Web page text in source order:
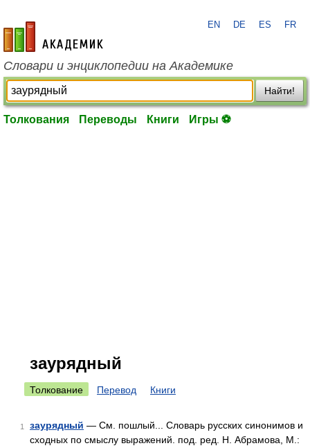
academic.ru
EN DE ES FR
Словари и энциклопедии на Академике
Найти!
Толкования Переводы Книги Игры ⚽
заурядный
Толкование Перевод Книги
1 заурядный — См. пошлый... Словарь русских синонимов и
сходных по смыслу выражений. под. ред. Н. Абрамова, М.: